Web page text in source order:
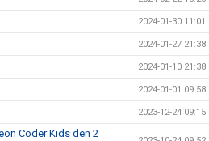
2024-01-30 11:01
2024-01-27 21:38
2024-01-10 21:38
2024-01-01 09:58
2023-12-24 09:15
Coder Kids den 2